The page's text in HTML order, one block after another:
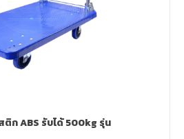
ก ABS รับได้ 500kg รุ่น